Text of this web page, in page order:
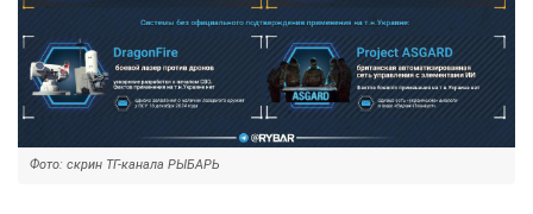
Фото: скрин ТГ-канала РЫБАРЬ